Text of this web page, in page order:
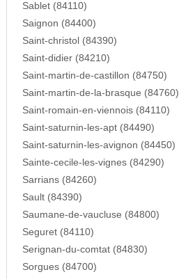
Sablet (84110)
Saignon (84400)
Saint-christol (84390)
Saint-didier (84210)
Saint-martin-de-castillon (84750)
Saint-martin-de-la-brasque (84760)
Saint-romain-en-viennois (84110)
Saint-saturnin-les-apt (84490)
Saint-saturnin-les-avignon (84450)
Sainte-cecile-les-vignes (84290)
Sarrians (84260)
Sault (84390)
Saumane-de-vaucluse (84800)
Seguret (84110)
Serignan-du-comtat (84830)
Sorgues (84700)